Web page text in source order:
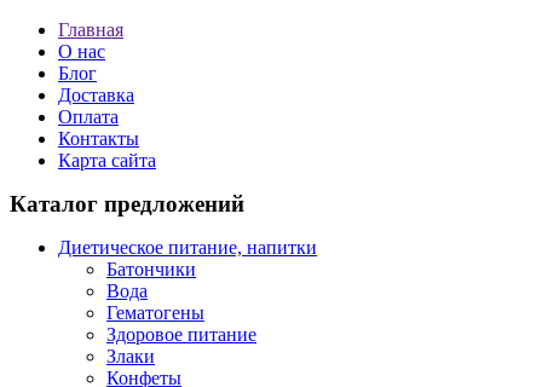
Главная
О нас
Блог
Доставка
Оплата
Контакты
Карта сайта
Каталог предложений
Диетическое питание, напитки
Батончики
Вода
Гематогены
Здоровое питание
Злаки
Конфеты